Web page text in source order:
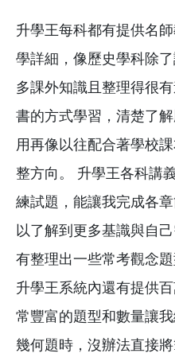
升學王每科都有提供名
學詳細，像歷史學科除
多課外知識且整理得很
書的方式學習，清楚了
用再像以往配合著學校
整方向。 升學王各科講
練試題，能讓我完成各
以了解到更多基識與自
有整理出一些常考觀念
升學王系統內還有提供
常豐富的題型和數量讓
幾何題時，沒辦法直接